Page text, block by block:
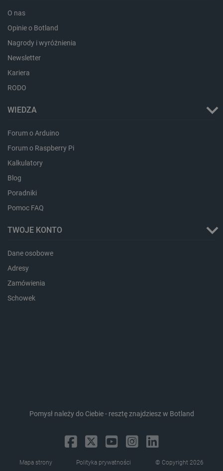
O nas
Opinie o Botland
Nagrody i wyróżnienia
Newsletter
Kariera
RODO
WIEDZA
Forum o Arduino
Forum o Raspberry Pi
Kalkulatory
Blog
Poradniki
Pomoc FAQ
TWOJE KONTO
Dane osobowe
Adresy
Zamówienia
Schowek
Pomysł należy do Ciebie - resztę znajdziesz w Botland
Mapa strony Polityka prywatności © Copyright 2026
critCartData
_uetvid_exp
Pamięć
lokalna
lokalna
sesji